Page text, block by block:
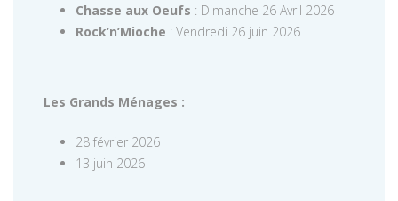
Chasse aux Oeufs : Dimanche 26 Avril 2026
Rock’n’Mioche : Vendredi 26 juin 2026
Les Grands Ménages :
28 février 2026
13 juin 2026